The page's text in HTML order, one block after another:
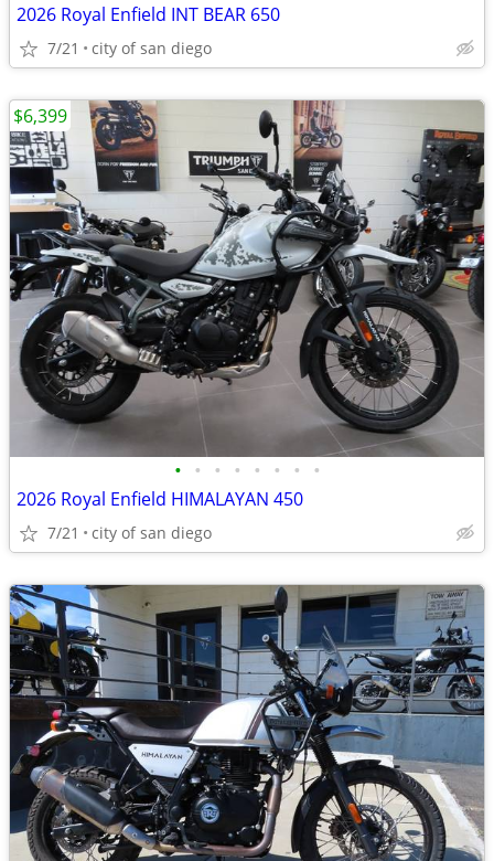
2026 Royal Enfield INT BEAR 650
7/21 city of san diego
• • • • • • • •
2026 Royal Enfield HIMALAYAN 450
7/21 city of san diego
$6,399